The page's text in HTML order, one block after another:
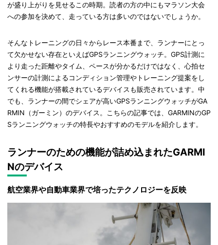
が盛り上がりを見せるこの時期。読者の方の中にもマラソン大会
への参加を決めて、走っている方は多いのではないでしょうか。
そんなトレーニングの日々からレース本番まで、ランナーにとっ
て欠かせない存在といえばGPSランニングウォッチ。GPS計測に
より走った距離やタイム、ペースが分かるだけではなく、心拍セ
ンサーの計測によるコンディション管理やトレーニング提案をし
てくれる機能が搭載されているデバイスも販売されています。中
でも、ランナーの間でシェアが高いGPSランニングウォッチがGA
RMIN（ガーミン）のデバイス。こちらの記事では、GARMINのGP
Sランニングウォッチの特長やおすすめのモデルを紹介します。
ランナーのための機能が詰め込まれたGARMI
Nのデバイス
航空業界や自動車業界で培ったテクノロジーを反映